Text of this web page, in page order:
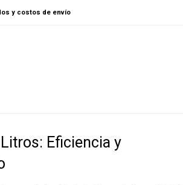
y costos de envío
Eficiencia y